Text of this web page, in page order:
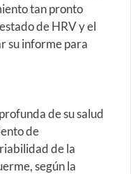
tan pronto
de HRV y el
su informe para
de su salud
de
de la
según la